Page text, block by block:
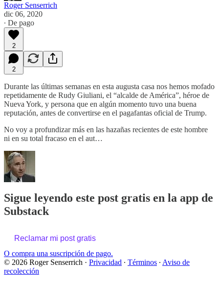
Roger Senserrich
dic 06, 2020
∙ De pago
2
2
Durante las últimas semanas en esta augusta casa nos hemos mofado
repetidamente de Rudy Giuliani, el “alcalde de América”, héroe de
Nueva York, y persona que en algún momento tuvo una buena
reputación, antes de convertirse en el pagafantas oficial de Trump.
No voy a profundizar más en las hazañas recientes de este hombre
ni en su total fracaso en el aut…
Sigue leyendo este post gratis en la app de
Substack
Reclamar mi post gratis
O compra una suscripción de pago.
© 2026 Roger Senserrich · Privacidad ∙ Términos ∙ Aviso de
recolección